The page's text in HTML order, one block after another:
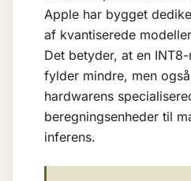
Apple har bygget
af kvantiserede
Det betyder, at en
fylder mindre, men
hardwarens
beregningsenheder til
inferens.